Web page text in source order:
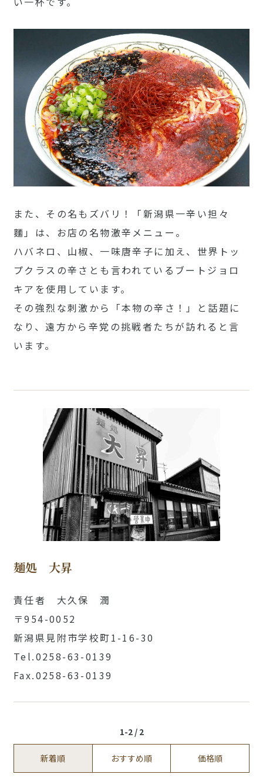
また、その名もズバリ！「新潟県一辛い担々
麵」は、お店の名物激辛メニュー。
ハバネロ、山椒、一味唐辛子に加え、世界トッ
プクラスの辛さとも言われているブートジョロ
キアを使用しています。
その強烈な刺激から「本物の辛さ！」と話題に
なり、遠方から辛党の挑戦者たちが訪れると言
います。
麺処 大昇
責任者 大久保 潤
〒954-0052
新潟県見附市学校町1-16-30
Tel.0258-63-0139
Fax.0258-63-0139
1-2 / 2
新着順 おすすめ順 価格順